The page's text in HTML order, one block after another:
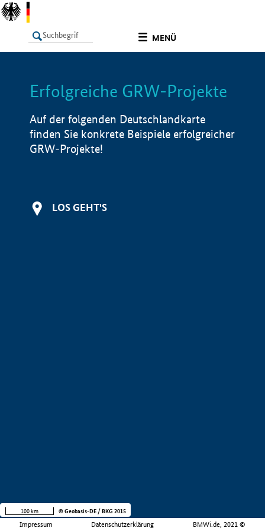
MENÜ
LISTE Info
Erfolgreiche GRW-Projekte
Auf der folgenden Deutschlandkarte
finden Sie konkrete Beispiele erfolgreicher
GRW-Projekte!
LOS GEHT'S
Impressum Datenschutzerklärung BMWi.de, 2021 ©
100 km © Geobasis-DE / BKG 2015